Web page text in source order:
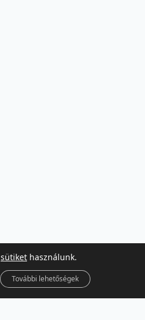
sütiket használunk.
További lehetőségek